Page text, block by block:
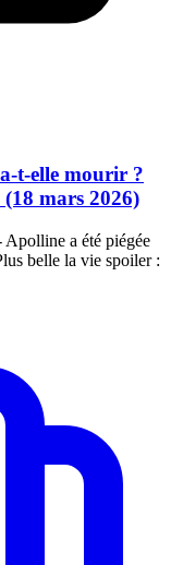
t-elle mourir ?
mars 2026)
Apolline a été piégée
belle la vie spoiler :